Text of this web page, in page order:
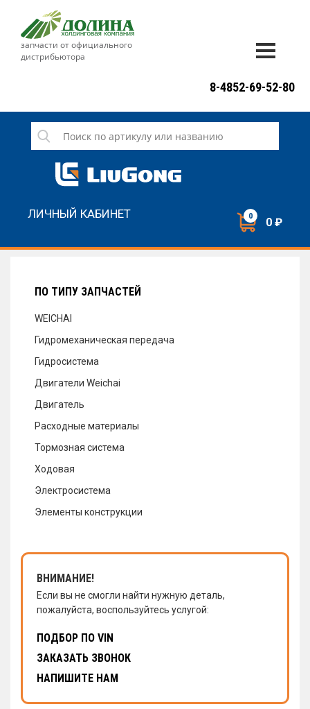
запчасти от официального
дистрибьютора
СЕРВИС
НОВОСТИ
8-4852-69-52-80
ЛИЧНЫЙ КАБИНЕТ 0 0 ₽
ПО ТИПУ ЗАПЧАСТЕЙ
WEICHAI
Гидромеханическая передача
Гидросистема
Двигатели Weichai
Двигатель
Расходные материалы
Тормозная система
Ходовая
Электросистема
Элементы конструкции
ВНИМАНИЕ!
Если вы не смогли найти нужную деталь,
пожалуйста, воспользуйтесь услугой:
ПОДБОР ПО VIN
ЗАКАЗАТЬ ЗВОНОК
НАПИШИТЕ НАМ